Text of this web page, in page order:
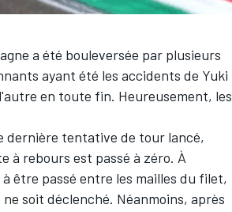
a été bouleversée par plusieurs
ayant été les accidents de Yuki
en toute fin. Heureusement, les
dernière tentative de tour lancé,
à rebours est passé à zéro. À
être passé entre les mailles du filet,
soit déclenché. Néanmoins, après